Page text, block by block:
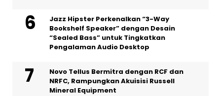
Jazz Hipster Perkenalkan “3-Way
Bookshelf Speaker” dengan Desain
“Sealed Bass” untuk Tingkatkan
Pengalaman Audio Desktop
Novo Tellus Bermitra dengan RCF dan
NRFC, Rampungkan Akuisisi Russell
Mineral Equipment